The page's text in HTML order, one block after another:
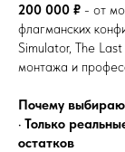
200 000 ₽ - от
флагманских
Simulator, The
монтажа и
Почему
• Только
остатков